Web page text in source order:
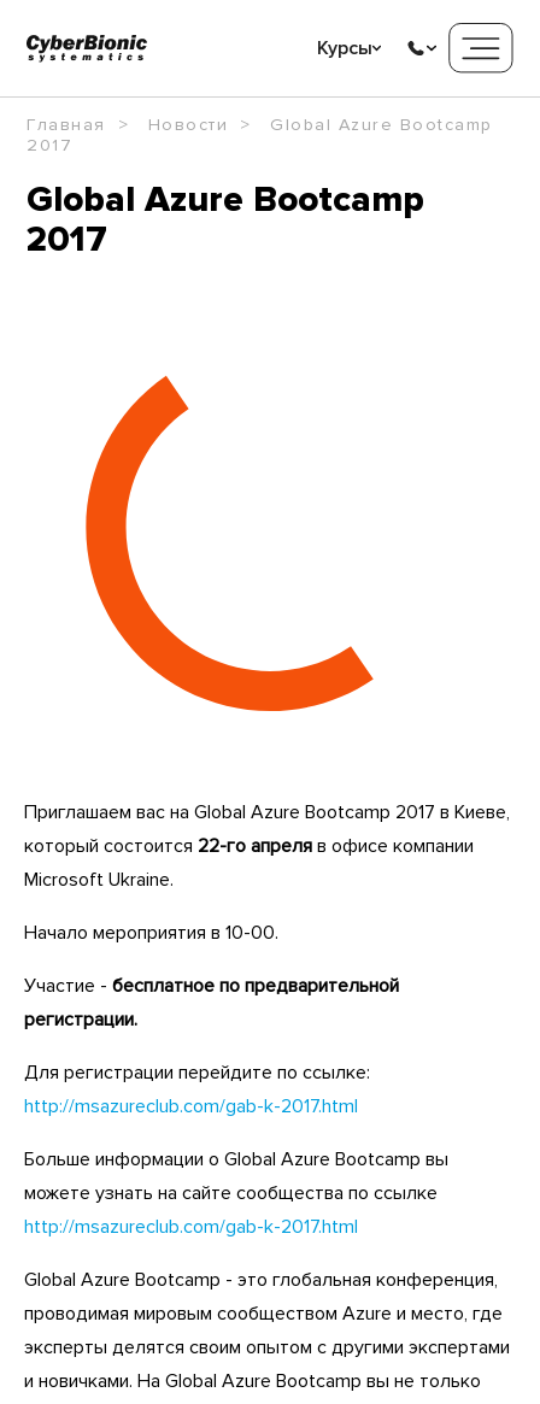
Курсы
Главная Новости
Global Azure Bootcamp
2017
Global Azure Bootcamp
2017
Приглашаем вас на Global Azure Bootcamp 2017 в Киеве,
который состоится 22-го апреля в офисе компании
Microsoft Ukraine.
Начало мероприятия в 10-00.
Участие - бесплатное по предварительной
регистрации.
Для регистрации перейдите по ссылке:
http://msazureclub.com/gab-k-2017.html
Больше информации о Global Azure Bootcamp вы
можете узнать на сайте сообщества по ссылке
http://msazureclub.com/gab-k-2017.html
Global Azure Bootcamp - это глобальная конференция,
проводимая мировым сообществом Azure и место, где
эксперты делятся своим опытом с другими экспертами
и новичками. На Global Azure Bootcamp вы не только